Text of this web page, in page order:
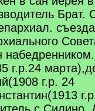
Брат.
г.р.24
г.р. 24